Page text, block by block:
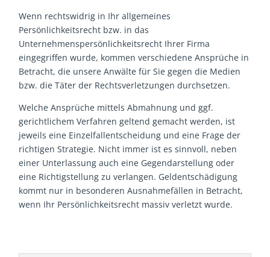
Wenn rechtswidrig in Ihr allgemeines
Persönlichkeitsrecht bzw. in das
Unternehmenspersönlichkeitsrecht Ihrer Firma
eingegriffen wurde, kommen verschiedene Ansprüche in
Betracht, die unsere Anwälte für Sie gegen die Medien
bzw. die Täter der Rechtsverletzungen durchsetzen.
Welche Ansprüche mittels Abmahnung und ggf.
gerichtlichem Verfahren geltend gemacht werden, ist
jeweils eine Einzelfallentscheidung und eine Frage der
richtigen Strategie. Nicht immer ist es sinnvoll, neben
einer Unterlassung auch eine Gegendarstellung oder
eine Richtigstellung zu verlangen. Geldentschädigung
kommt nur in besonderen Ausnahmefällen in Betracht,
wenn Ihr Persönlichkeitsrecht massiv verletzt wurde.